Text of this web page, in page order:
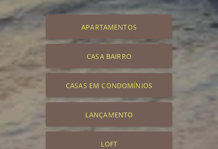
APARTAMENTOS
CASA BAIRRO
CASAS EM CONDOMÍNIOS
LANÇAMENTO
LOFT